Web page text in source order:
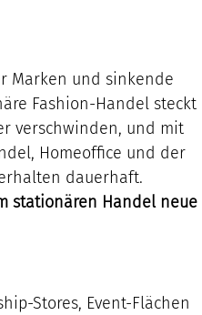
Marken und sinkende
Fashion-Handel steckt
verschwinden, und mit
Homeoffice und der
dauerhaft.
stationären Handel neue
Stores, Event-Flächen